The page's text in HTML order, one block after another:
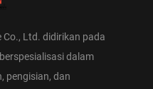
Ltd. didirikan pada
dalam
pengisian, dan